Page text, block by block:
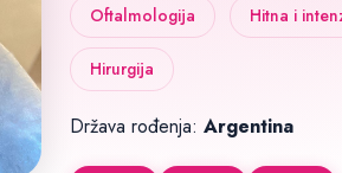
Oftalmologija Hitna i
Hirurgija
Država rođenja: Argentina